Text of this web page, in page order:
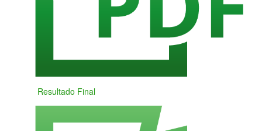
Resultado Final